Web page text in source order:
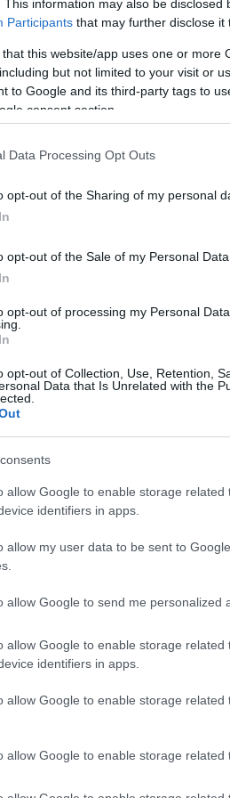
This information may also be disclosed
Participants that may further disclose it
that this website/app uses one or more
but not limited to your visit or
to Google and its third-party tags to
consent section.
Data Processing Opt Outs
opt-out of the Sharing of my personal
opt-out of the Sale of my Personal Data.
opt-out of processing my Personal
opt-out of Collection, Use, Retention,
Data that Is Unrelated with the
allow Google to enable storage
identifiers in apps.
allow my user data to be sent to
allow Google to send me personalized
allow Google to enable storage related
identifiers in apps.
allow Google to enable storage
allow Google to enable storage related
συγκρατημένοι για το
γνωρίζαμε ότι
οι Ιάπωνες
εύφορη γη. Στον
τον μέσο Ιάπωνα να έχει
του διαθέσιμου
σε άλλες
ότι προτιμούν προϊόντα
σήμερα να
σε 2.500
δηλώνει στο